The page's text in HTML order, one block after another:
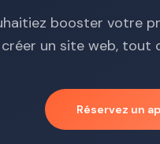
booster votre
un site web, tout
Réservez un